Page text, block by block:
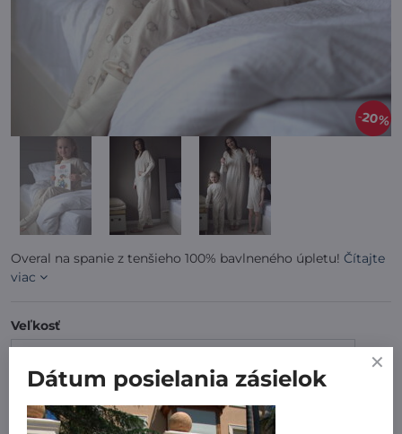
20%
Overal na spanie z tenšieho 100% bavlneného úpletu! Čítajte
viac
Veľkosť
Vypredané
Dátum posielania zásielok